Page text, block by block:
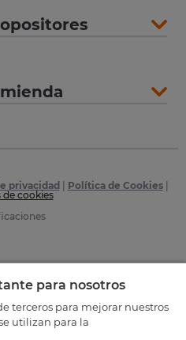
privacidad Política de Cookies|
de cookies
para nosotros
terceros para mejorar nuestros
utilizan para la